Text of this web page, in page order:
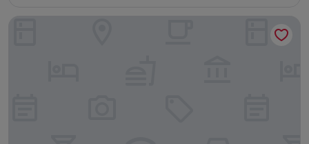
Bewertungen)
Comfort Suites Peoria Sports Complex